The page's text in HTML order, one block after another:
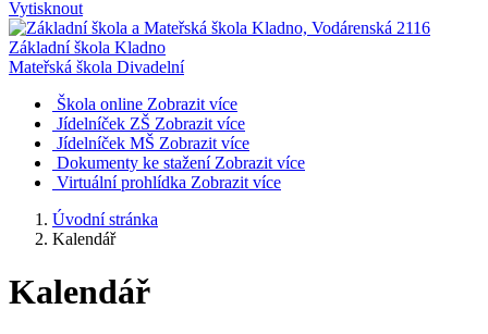
Vytisknout
Základní škola Kladno
Mateřská škola Divadelní
Škola online Zobrazit více
Jídelníček ZŠ Zobrazit více
Jídelníček MŠ Zobrazit více
Dokumenty ke stažení Zobrazit více
Virtuální prohlídka Zobrazit více
Úvodní stránka
Kalendář
Kalendář